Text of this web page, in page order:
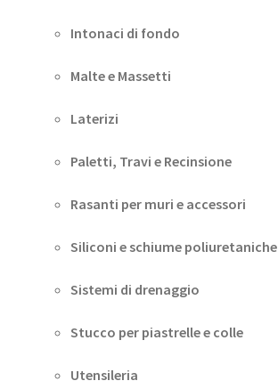
Intonaci di fondo
Malte e Massetti
Laterizi
Paletti, Travi e Recinsione
Rasanti per muri e accessori
Siliconi e schiume poliuretaniche
Sistemi di drenaggio
Stucco per piastrelle e colle
Utensileria